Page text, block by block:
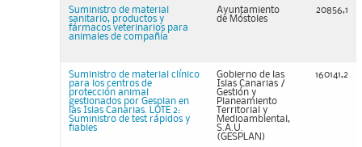
Suministro de material
sanitario, productos y
fármacos veterinarios para
animales de compañía
Ayuntamiento
de Móstoles
20856,1
Suministro de material clínico
para los centros de
protección animal
gestionados por Gesplan en
las Islas Canarias. LOTE 2:
Suministro de test rápidos y
fiables
Gobierno de las
Islas Canarias /
Gestión y
Planeamiento
Territorial y
Medioambiental,
S.A.U.
(GESPLAN)
160141,2